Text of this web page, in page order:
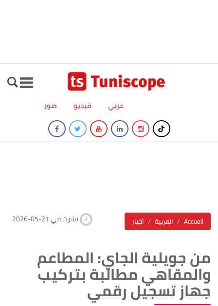
صور فيديو عربي
أخبار العربية Accueil 2026-05-21 نشرت في
من جويلية الجاي: المطاعم
والمقاهي مطالبة بتركيب
جهاز تسجيل رقمي